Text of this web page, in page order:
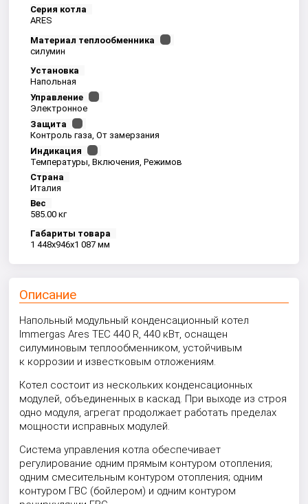
Серия котла
ARES
Материал теплообменника
силумин
Установка
Напольная
Управление
Электронное
Защита
Контроль газа, От замерзания
Индикация
Температуры, Включения, Режимов
Страна
Италия
Вес
585.00 кг
Габариты товара
1 448x946x1 087 мм
Описание
Напольный модульный конденсационный котел
Immergas Ares TEC 440 R, 440 кВт, оснащен
силуминовым теплообменником, устойчивым
к коррозии и известковым отложениям.
Котел состоит из нескольких конденсационных
модулей, объединенных в каскад. При выходе из строя
одно модуля, агрегат продолжает работать пределах
мощности исправных модулей.
Система управления котла обеспечивает
регулирование одним прямым контуром отопления;
одним смесительным контуром отопления; одним
контуром ГВС (бойлером) и одним контуром